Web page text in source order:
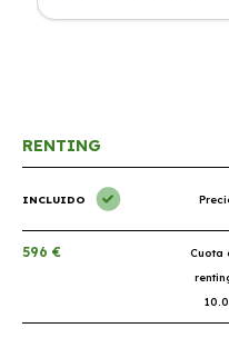
he contratado. ¡Todo
RENTING
INCLUIDO
596 €
Cuota